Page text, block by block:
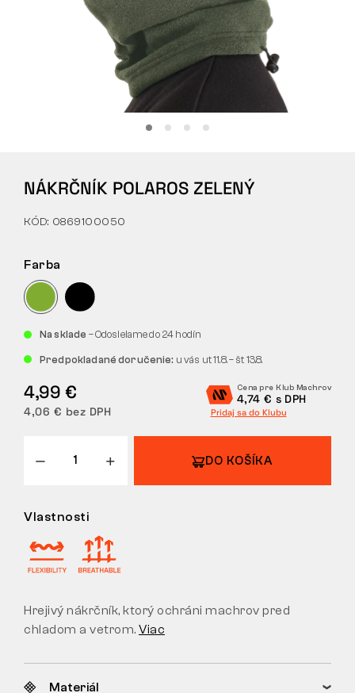
O NÁS
ČLÁNKY
LABORATÓRIUM BENNON
PREDAJŇA S BISTROM
KONTAKT
NÁKRČNÍK POLAROS ZELENÝ
KÓD: 0869100050
Farba
Na sklade – Odosielame do 24 hodín
Predpokladané doručenie: u vás ut 11.8. – št 13.8.
4,99 €
4,06 € bez DPH
Cena pre Klub Machrov
4,74 € s DPH
Pridaj sa do Klubu
DO KOŠÍKA
Vlastnosti
Hrejivý nákrčník, ktorý ochráni machrov pred
chladom a vetrom. Viac
Materiál